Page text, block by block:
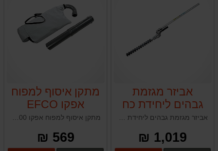
אביזר מגזמת
גבהים ליחידת כח
אפקו EFCO
DS2500D
אביזר מגזמת גבהים ליחידת כח אפקו EFCO DS2500D ממונעת בנזין
1,019 ₪
מתקן איסוף למפוח
אפקו EFCO
SA2500
מתקן איסוף למפוח אפקו EFCO SA2500 תוצרת איטליה
569 ₪